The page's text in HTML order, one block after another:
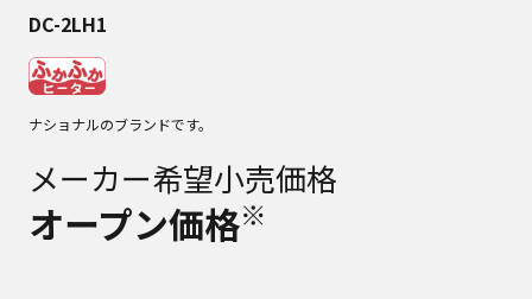
DC-2LH1
ナショナルのブランドです。
メーカー希望小売価格
オープン価格※